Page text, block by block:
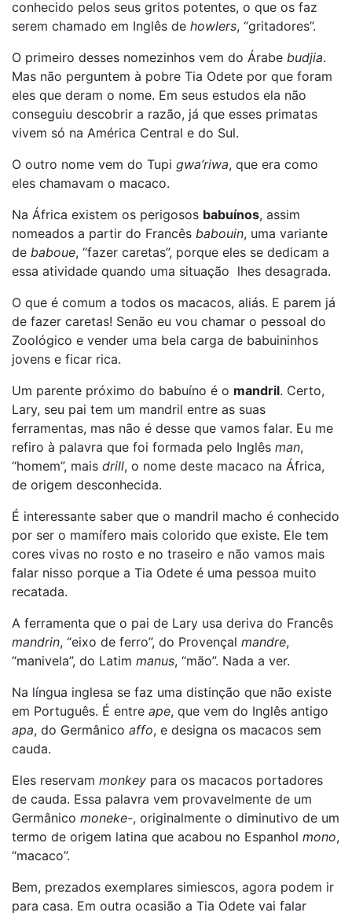
conhecido pelos seus gritos potentes, o que os faz
serem chamado em Inglês de howlers, “gritadores”.
O primeiro desses nomezinhos vem do Árabe budjia.
Mas não perguntem à pobre Tia Odete por que foram
eles que deram o nome. Em seus estudos ela não
conseguiu descobrir a razão, já que esses primatas
vivem só na América Central e do Sul.
O outro nome vem do Tupi gwa’riwa, que era como
eles chamavam o macaco.
Na África existem os perigosos babuínos, assim
nomeados a partir do Francês babouin, uma variante
de baboue, “fazer caretas”, porque eles se dedicam a
essa atividade quando uma situação lhes desagrada.
O que é comum a todos os macacos, aliás. E parem já
de fazer caretas! Senão eu vou chamar o pessoal do
Zoológico e vender uma bela carga de babuininhos
jovens e ficar rica.
Um parente próximo do babuíno é o mandril. Certo,
Lary, seu pai tem um mandril entre as suas
ferramentas, mas não é desse que vamos falar. Eu me
refiro à palavra que foi formada pelo Inglês man,
“homem”, mais drill, o nome deste macaco na África,
de origem desconhecida.
É interessante saber que o mandril macho é conhecido
por ser o mamífero mais colorido que existe. Ele tem
cores vivas no rosto e no traseiro e não vamos mais
falar nisso porque a Tia Odete é uma pessoa muito
recatada.
A ferramenta que o pai de Lary usa deriva do Francês
mandrin, “eixo de ferro”, do Provençal mandre,
“manivela”, do Latim manus, “mão”. Nada a ver.
Na língua inglesa se faz uma distinção que não existe
em Português. É entre ape, que vem do Inglês antigo
apa, do Germânico affo, e designa os macacos sem
cauda.
Eles reservam monkey para os macacos portadores
de cauda. Essa palavra vem provavelmente de um
Germânico moneke-, originalmente o diminutivo de um
termo de origem latina que acabou no Espanhol mono,
“macaco”.
Bem, prezados exemplares simiescos, agora podem ir
para casa. Em outra ocasião a Tia Odete vai falar